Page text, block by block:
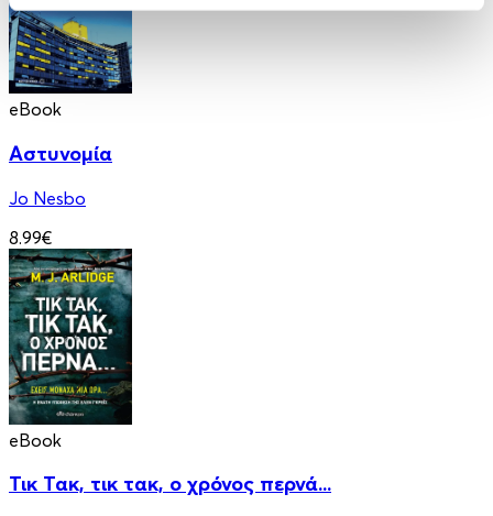
eBook
Αστυνομία
Jo Nesbo
8.99€
eBook
Τικ Τακ, τικ τακ, ο χρόνος περνά...